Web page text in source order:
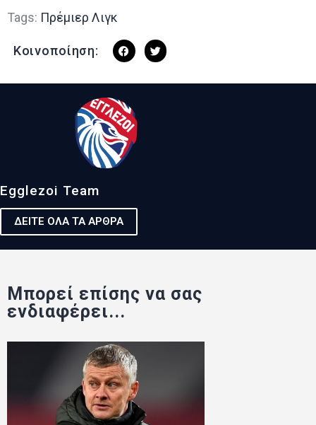
Tags: Πρέμιερ Λιγκ
Κοινοποίηση:
Egglezoi Team
ΔΕΙΤΕ ΟΛΑ ΤΑ ΑΡΘΡΑ
Μπορεί επίσης να σας
ενδιαφέρει...